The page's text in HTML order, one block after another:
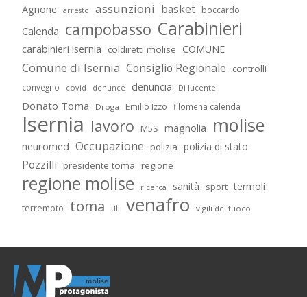
Agnone arresto assunzioni basket boccardo
Calenda campobasso Carabinieri
carabinieri isernia coldiretti molise COMUNE
Comune di Isernia Consiglio Regionale controlli
convegno covid denunce denuncia Di lucente
Donato Toma Droga Emilio Izzo filomena calenda
Isernia lavoro M5S magnolia molise
neuromed Occupazione polizia polizia di stato
Pozzilli presidente toma regione
regione molise ricerca sanità sport termoli
terremoto toma uil venafro vigili del fuoco